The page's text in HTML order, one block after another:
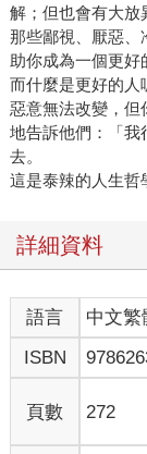
解；但也會有大放
那些鄙視、厭惡、
助你成為一個更好
而什麼是更好的人
惡意無法改變，但
地告訴他們：「我
去。
這是泰辣的人生哲
詳細資料
語言 中文繁
ISBN
頁數 272